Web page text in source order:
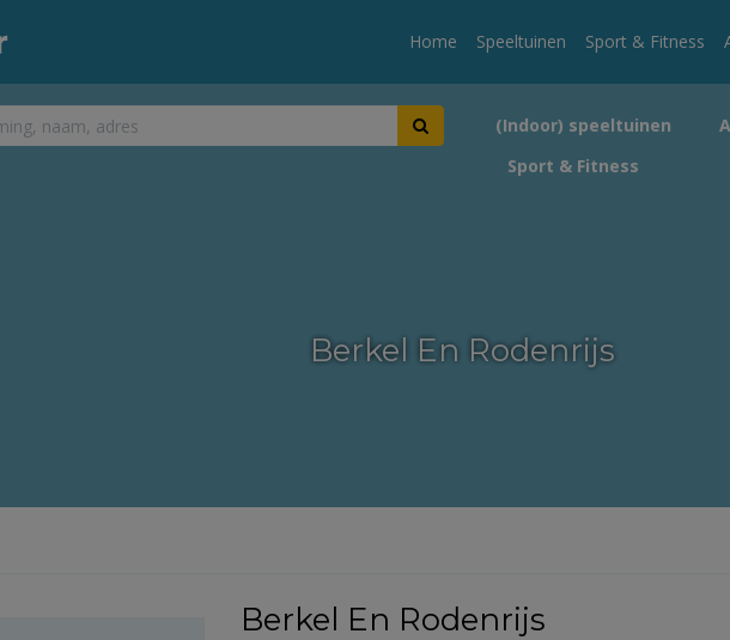
Home Speeltuinen Sport & Fitness
(Indoor) speeltuinen
Sport & Fitness
Berkel En Rodenrijs
Berkel En Rodenrijs